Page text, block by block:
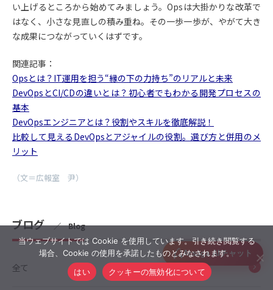
い上げるところから始めてみましょう。Opsは大掛かりな改革で
はなく、小さな見直しの積み重ね。その一歩一歩が、やがて大き
な成果につながっていくはずです。
関連記事：
Opsとは？IT運用を担う“縁の下の力持ち”のリアルと未来
DevOpsとCI/CDの違いとは？初心者でもわかる開発プロセスの
基本
DevOpsエンジニアとは？役割やスキルを徹底解説！
比較して見えるDevOpsとアジャイルの役割。選び方と併用のメ
リット
（文＝広報室 尹）
ブログ／ Blog
全て
当ウェブサイトでは Cookie を使用しています。引き続き閲覧する
場合、Cookie の使用を承諾したものとみなされます。
はい
クッキーの無効化について